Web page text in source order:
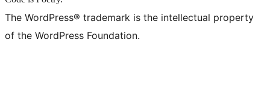
The WordPress® trademark is the intellectual property
of the WordPress Foundation.